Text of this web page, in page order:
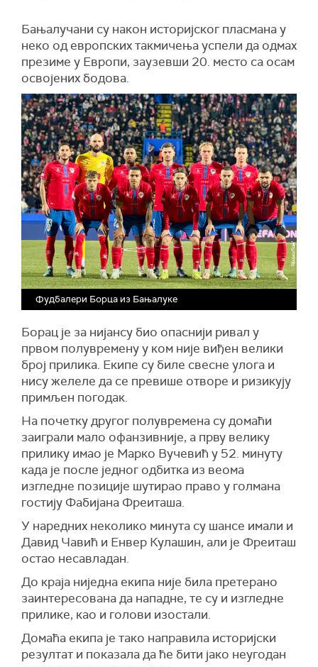
Бањалучани су након историјског пласмана у
неко од европских такмичења успели да одмах
презиме у Европи, заузевши 20. место са осам
освојених бодова.
Фудбалери Борца из Бањалуке
Борац је за нијансу био опаснији ривал у
првом полувремену у ком није виђен велики
број прилика. Екипе су биле свесне улога и
нису желеле да се превише отворе и ризикују
примљен погодак.
На почетку другог полувремена су домаћи
заиграли мало офанзивније, а прву велику
прилику имао је Марко Вучевић у 52. минуту
када је после једног одбитка из веома
изгледне позиције шутирао право у голмана
гостију Фабијана Фреиташа.
У наредних неколико минута су шансе имали и
Давид Чавић и Енвер Кулашин, али је Фреиташ
остао несавладан.
До краја ниједна екипа није била претерано
заинтересована да нападне, те су и изгледне
прилике, као и голови изостали.
Домаћа екипа је тако направила историјски
резултат и показала да ће бити јако неугодан